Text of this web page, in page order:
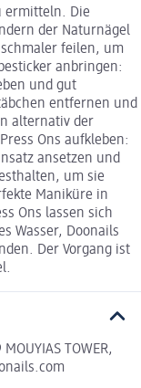
ermitteln. Die
der Naturnägel
feilen, um
anbringen:
und gut
entfernen und
alternativ der
Ons aufkleben:
ansetzen und
um sie
Maniküre in
Ons lassen sich
Wasser, Doonails
Der Vorgang ist
TOWER,